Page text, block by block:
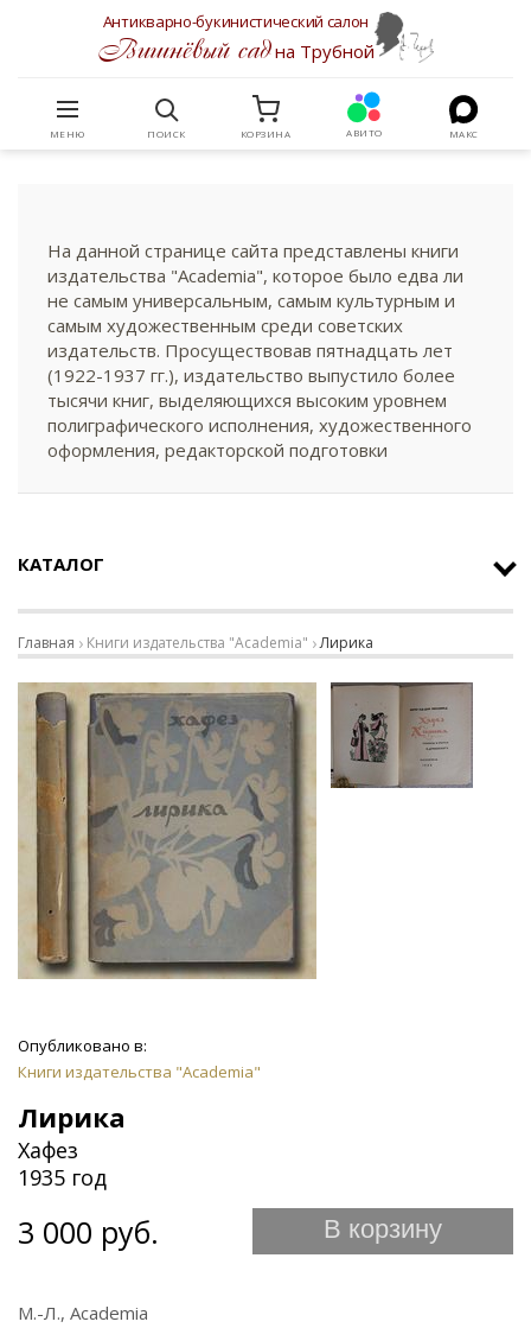
Антикварно-букинистический салон
Вишнёвый садна Трубной
МЕНЮ ПОИСК КОРЗИНА АВИТО МАКС
На данной странице сайта представлены книги
издательства "Academia", которое было едва ли
не самым универсальным, самым культурным и
самым художественным среди советских
издательств. Просуществовав пятнадцать лет
(1922-1937 гг.), издательство выпустило более
тысячи книг, выделяющихся высоким уровнем
полиграфического исполнения, художественного
оформления, редакторской подготовки
КАТАЛОГ
Главная Книги издательства "Academia" Лирика
Опубликовано в:
Книги издательства "Academia"
Лирика
Хафез
1935 год
3 000 руб. В корзину
М.-Л., Academia